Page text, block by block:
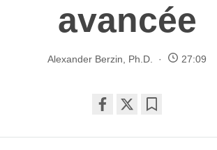
avancée
Alexander Berzin, Ph.D. 27:09
on